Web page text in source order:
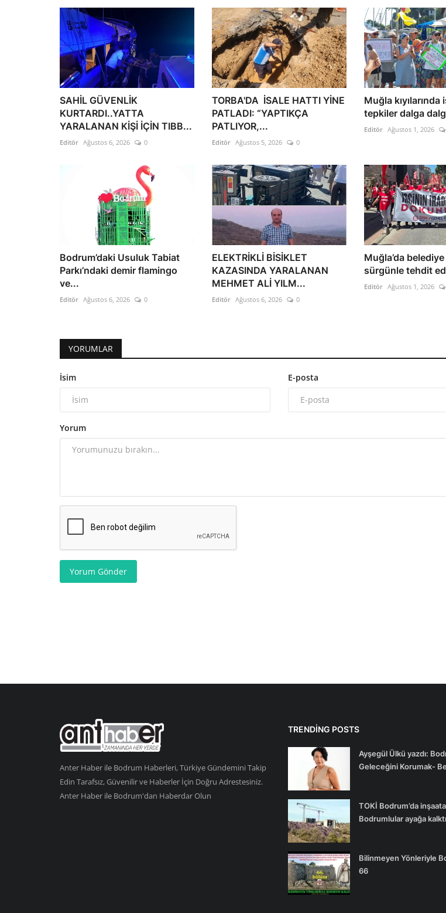
SAHİL GÜVENLİK
KURTARDI..YATTA
YARALANAN KİŞİ İÇİN TIBB...
Editör Ağustos 6, 2026 0
TORBA'DA İSALE HATTI YİNE
PATLADI: “YAPTIKÇA
PATLIYOR,...
Editör Ağustos 5, 2026 0
Muğla kıyılarında
tepkiler dalga
Editör Ağustos 1, 2026
Bodrum’daki Usuluk Tabiat
Parkı’ndaki demir flamingo
ve...
Editör Ağustos 6, 2026 0
ELEKTRİKLİ BİSİKLET
KAZASINDA YARALANAN
MEHMET ALİ YILM...
Editör Ağustos 6, 2026 0
Muğla’da
sürgünle tehdit
Editör Ağustos 1, 2026
YORUMLAR
İsim E-posta
Yorum
Yorum Gönder
Anter Haber ile Bodrum Haberleri, Türkiye Gündemini Takip
Edin Tarafsız, Güvenilir ve Haberler İçin Doğru Adrestesiniz.
Anter Haber ile Bodrum'dan Haberdar Olun
TRENDING POSTS
Ayşegül Ülkü yazdı:
Geleceğini Korumak-
TOKİ Bodrum’da
Bodrumlular ayağa kalktı
Bilinmeyen Yönleriyle
66